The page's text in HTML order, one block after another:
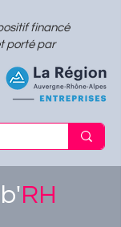
financé
porté par
RH